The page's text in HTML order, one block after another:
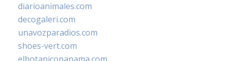
diarioanimales.com
decogaleri.com
unavozparadios.com
shoes-vert.com